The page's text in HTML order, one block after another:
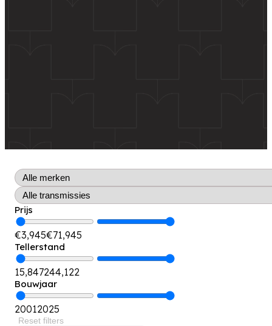
Prijs
€3,945€71,945
Tellerstand
15,847244,122
Bouwjaar
20012025
Reset filters